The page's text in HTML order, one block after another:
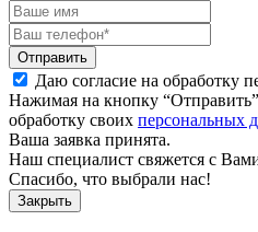
Отправить
Даю согласие на обработку
Нажимая на кнопку
обработку своих персональных
Ваша заявка принята.
Наш специалист свяжется с
Спасибо, что выбрали нас!
Закрыть